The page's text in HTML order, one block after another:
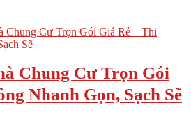
Chung Cư Trọn Gói
Nhanh Gọn, Sạch Sẽ